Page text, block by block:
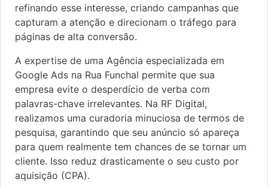
refinando esse interesse, criando campanhas que
capturam a atenção e direcionam o tráfego para
páginas de alta conversão.
A expertise de uma Agência especializada em
Google Ads na Rua Funchal permite que sua
empresa evite o desperdício de verba com
palavras-chave irrelevantes. Na RF Digital,
realizamos uma curadoria minuciosa de termos de
pesquisa, garantindo que seu anúncio só apareça
para quem realmente tem chances de se tornar um
cliente. Isso reduz drasticamente o seu custo por
aquisição (CPA).